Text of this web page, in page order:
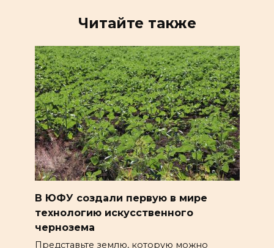
Читайте также
В ЮФУ создали первую в мире
технологию искусственного
чернозема
Представьте землю, которую можно